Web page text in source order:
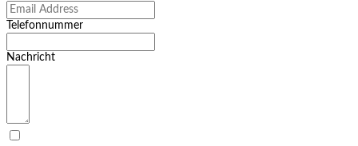
Telefonnummer
Nachricht